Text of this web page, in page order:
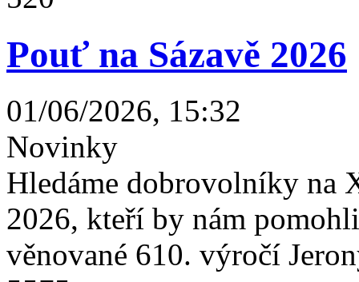
Pouť na Sázavě 2026
01/06/2026, 15:32
Novinky
Hledáme dobrovolníky na
2026, kteří by nám
věnované 610. výročí